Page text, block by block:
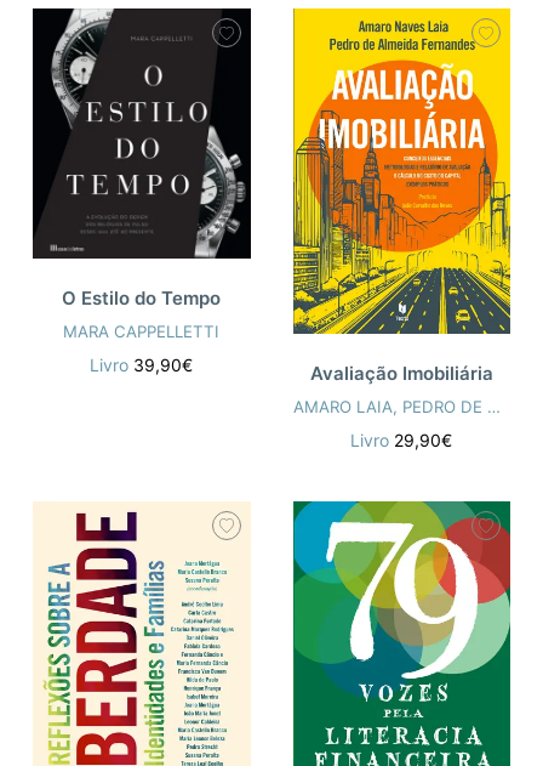
O Estilo do Tempo
MARA CAPPELLETTI
Livro 39,90€ Avaliação Imobiliária
AMARO LAIA, PEDRO DE ALMEIDA FERNANDES
Livro 29,90€